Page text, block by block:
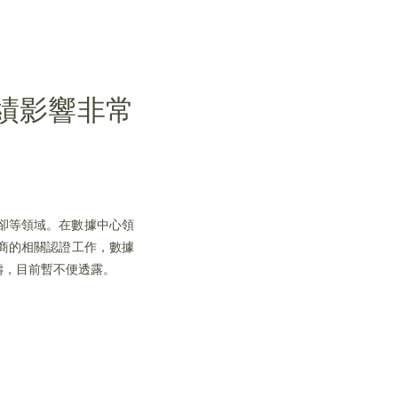
影響非常
等領域。在數據中心領
的相關認證工作，數據
目前暫不便透露。